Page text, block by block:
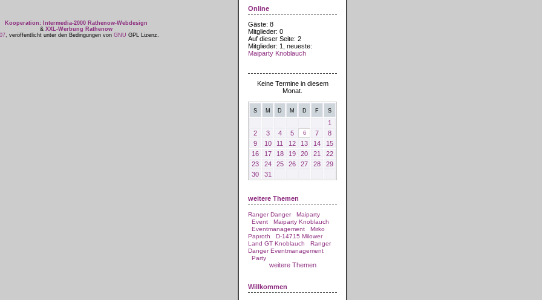
Online
Gäste: 8
Mitglieder: 0
Auf dieser Seite: 2
Mitglieder: 1, neueste:
Maiparty Knoblauch
Keine Termine in diesem
Monat.
S M D M D F S
1
2
3 4 5 6 7
8
9
10 11 12 13 14
15
16
17 18 19 20 21
22
23
24 25 26 27 28
29
30
31
weitere Themen
Ranger Danger
Maiparty
Event
Maiparty Knoblauch
Eventmanagement
Mirko
Paproth
D-14715 Milower
Land GT Knoblauch
Ranger
Danger Eventmanagement
Party
weitere Themen
Willkommen
Kooperation: Intermedia-2000 Rathenow-Webdesign
& XXL-Werbung Rathenow
, veröffentlicht unter den Bedingungen von GNU GPL Lizenz.